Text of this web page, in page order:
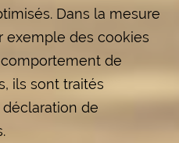
Dans la mesure
exemple des cookies
de
ils sont traités
de